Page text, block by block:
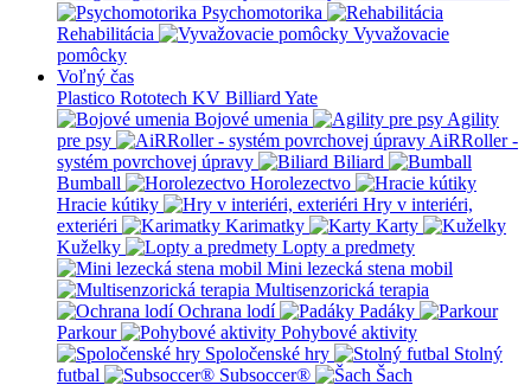
Psychomotorika
Rehabilitácia
Vyvažovacie
pomôcky
Voľný čas
Plastico Rototech KV Billiard Yate
Bojové umenia
Agility
pre psy
AiRRoller -
systém povrchovej úpravy
Biliard
Bumball
Horolezectvo
Hracie kútiky
Hry v interiéri,
exteriéri
Karimatky
Karty
Kuželky
Lopty a predmety
Mini lezecká stena mobil
Multisenzorická terapia
Ochrana lodí
Padáky
Parkour
Pohybové aktivity
Spoločenské hry
Stolný
futbal
Subsoccer®
Šach